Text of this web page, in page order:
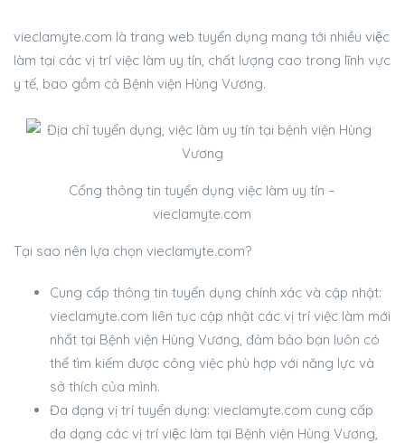
vieclamyte.com là trang web tuyển dụng mang tới nhiều việc
làm tại các vị trí việc làm uy tín, chất lượng cao trong lĩnh vực
y tế, bao gồm cả Bệnh viện Hùng Vương.
Cổng thông tin tuyển dụng việc làm uy tín –
vieclamyte.com
Tại sao nên lựa chọn vieclamyte.com?
Cung cấp thông tin tuyển dụng chính xác và cập nhật:
vieclamyte.com liên tục cập nhật các vị trí việc làm mới
nhất tại Bệnh viện Hùng Vương, đảm bảo bạn luôn có
thể tìm kiếm được công việc phù hợp với năng lực và
sở thích của mình.
Đa dạng vị trí tuyển dụng: vieclamyte.com cung cấp
đa dạng các vị trí việc làm tại Bệnh viện Hùng Vương,